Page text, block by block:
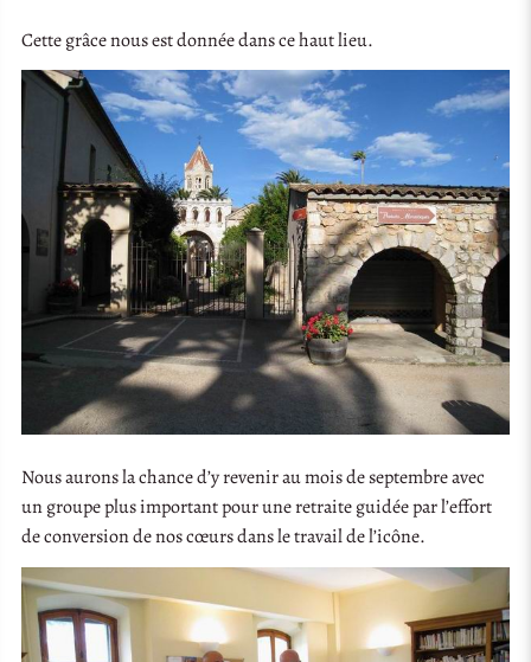
Cette grâce nous est donnée dans ce haut lieu.
Nous aurons la chance d’y revenir au mois de septembre avec
un groupe plus important pour une retraite guidée par l’effort
de conversion de nos cœurs dans le travail de l’icône.